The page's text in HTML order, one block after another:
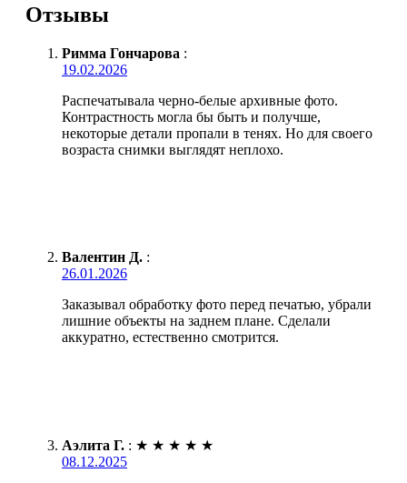
Отзывы
Римма Гончарова :
19.02.2026
Распечатывала черно-белые архивные фото.
Контрастность могла бы быть и получше,
некоторые детали пропали в тенях. Но для своего
возраста снимки выглядят неплохо.
Валентин Д. :
26.01.2026
Заказывал обработку фото перед печатью, убрали
лишние объекты на заднем плане. Сделали
аккуратно, естественно смотрится.
Аэлита Г. : ★ ★ ★ ★ ★
08.12.2025